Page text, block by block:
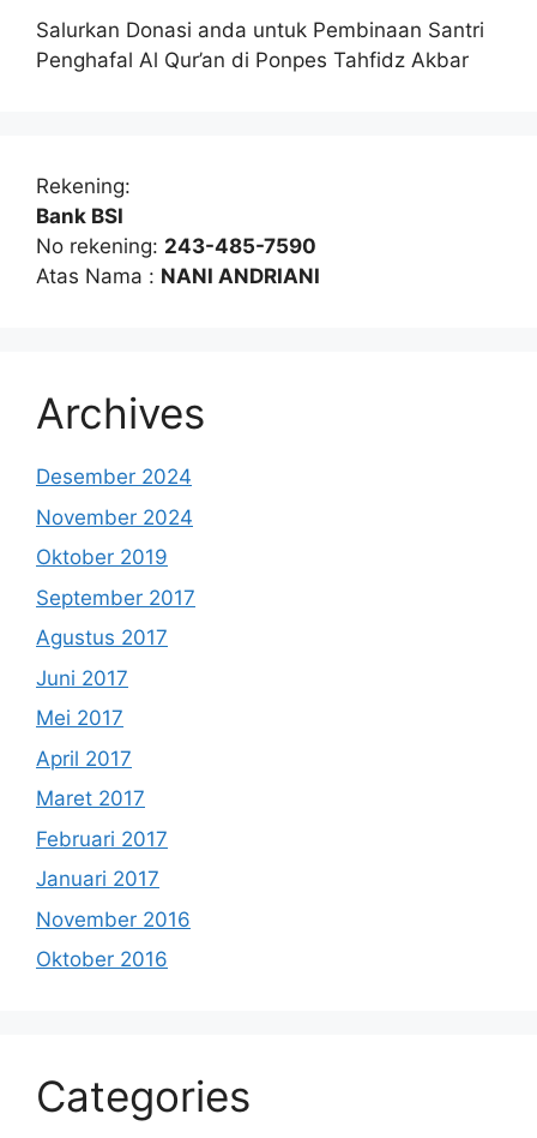
Salurkan Donasi anda untuk Pembinaan Santri
Penghafal Al Qur’an di Ponpes Tahfidz Akbar
Rekening:
Bank BSI
No rekening: 243-485-7590
Atas Nama : NANI ANDRIANI
Archives
Desember 2024
November 2024
Oktober 2019
September 2017
Agustus 2017
Juni 2017
Mei 2017
April 2017
Maret 2017
Februari 2017
Januari 2017
November 2016
Oktober 2016
Categories